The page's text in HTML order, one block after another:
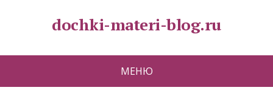
dochki-materi-blog.ru
МЕНЮ